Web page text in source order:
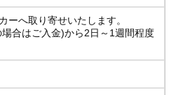
へ取り寄せいたします。
合はご入金)から2日～1週間程度